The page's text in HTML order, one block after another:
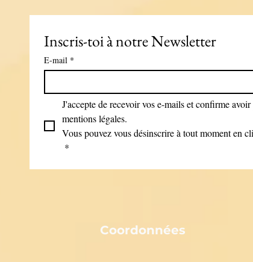
Inscris-toi à notre Newsletter
E-mail *
J'accepte de recevoir vos e-mails et confirme
mentions légales.
Vous pouvez vous désinscrire à tout moment en
*
Coordonnées